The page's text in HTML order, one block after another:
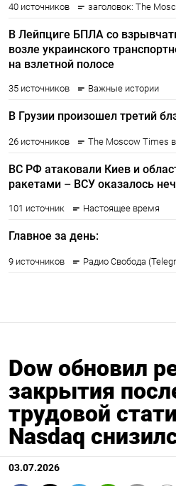
Dow обновил
закрытия
трудовой
Nasdaq
03.07.2026